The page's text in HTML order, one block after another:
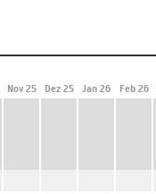
Nov 25 Dez 25 Jan 26 Feb 26